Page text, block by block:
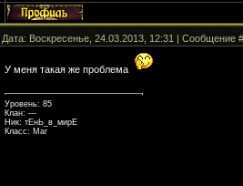
Дата: Воскресенье, 24.03.2013, 12:31 | Сообщение
У меня такая же проблема
Уровень: 85
Клан: ---
Ник: тЕнЬ_в_мирЕ
Класс: Маг